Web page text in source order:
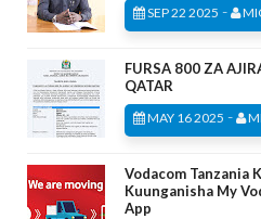
SEP 22 2025 -
FURSA 800 ZA
QATAR
MAY 16 2025 -
Vodacom Tanzania
Kuunganisha My
App